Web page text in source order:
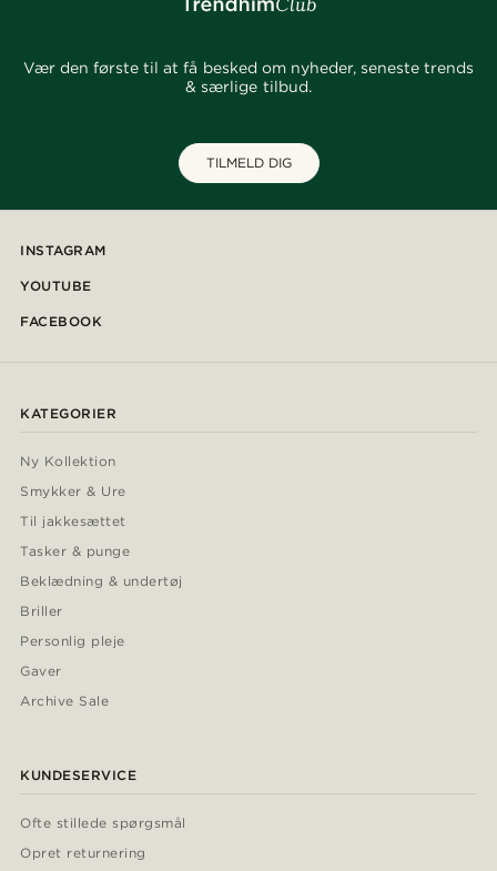
Vær den første til at få besked om nyheder, seneste trends
& særlige tilbud.
TILMELD DIG
INSTAGRAM
YOUTUBE
FACEBOOK
KATEGORIER
Ny Kollektion
Smykker & Ure
Til jakkesættet
Tasker & punge
Beklædning & undertøj
Briller
Personlig pleje
Gaver
Archive Sale
KUNDESERVICE
Ofte stillede spørgsmål
Opret returnering